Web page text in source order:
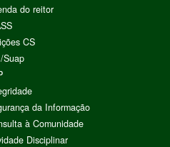
do reitor
CS
Suap
da Informação
à Comunidade
Disciplinar